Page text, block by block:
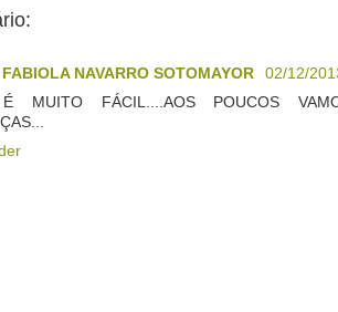
FABIOLA NAVARRO SOTOMAYOR
02/12/
MUITO FÁCIL....AOS POUCOS